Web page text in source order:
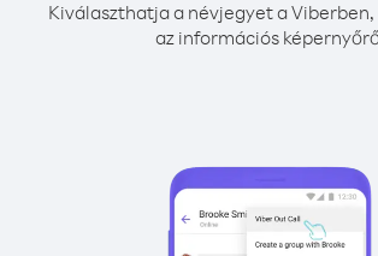
Kiválaszthatja a névjegyet a
az információs